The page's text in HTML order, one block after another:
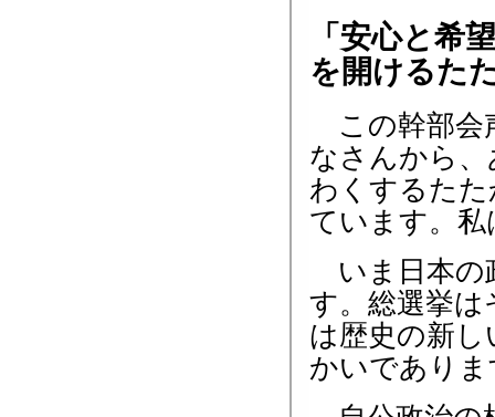
「安心と
を開けるた
この幹部会
なさんから
わくするた
ています。
いま日本の
す。総選挙は
は歴史の新
かいでありま